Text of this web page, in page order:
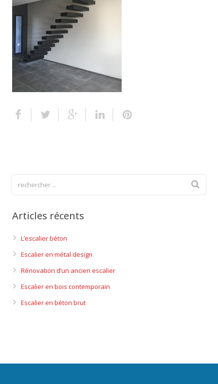
Escalier extérieur
Finitions pour escalier
Articles récents
L’escalier béton
Escalier en métal design
Rénovation d’un ancien escalier
Escalier en bois contemporain
Escalier en béton brut